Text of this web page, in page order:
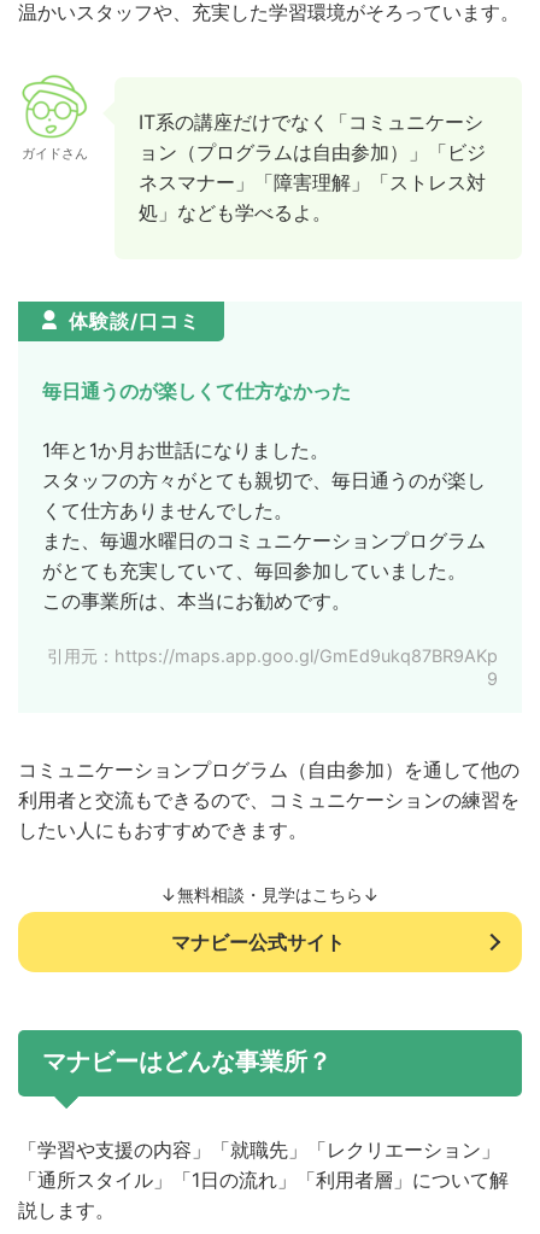
温かいスタッフや、充実した学習環境がそろっています。
ガイドさん
IT系の講座だけでなく「コミュニケーシ
ョン（プログラムは自由参加）」「ビジ
ネスマナー」「障害理解」「ストレス対
処」なども学べるよ。
体験談/口コミ
毎日通うのが楽しくて仕方なかった
1年と1か月お世話になりました。
スタッフの方々がとても親切で、毎日通うのが楽し
くて仕方ありませんでした。
また、毎週水曜日のコミュニケーションプログラム
がとても充実していて、毎回参加していました。
この事業所は、本当にお勧めです。
引用元：https://maps.app.goo.gl/GmEd9ukq87BR9AKp
9
コミュニケーションプログラム（自由参加）を通して他の
利用者と交流もできるので、コミュニケーションの練習を
したい人にもおすすめできます。
↓無料相談・見学はこちら↓
マナビー公式サイト
マナビーはどんな事業所？
「学習や支援の内容」「就職先」「レクリエーション」
「通所スタイル」「1日の流れ」「利用者層」について解
説します。